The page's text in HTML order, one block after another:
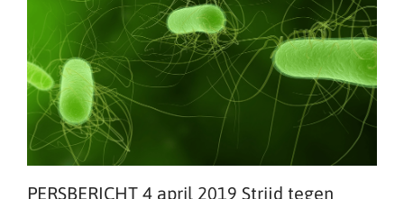
PERSBERICHT 4 april 2019 Strijd tegen